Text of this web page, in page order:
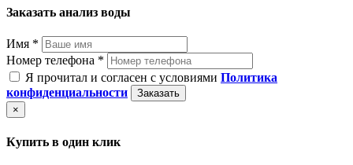
Заказать анализ воды
Имя *
Номер телефона *
Я прочитал и согласен с условиями Политика
конфиденциальности
Заказать
×
Купить в один клик